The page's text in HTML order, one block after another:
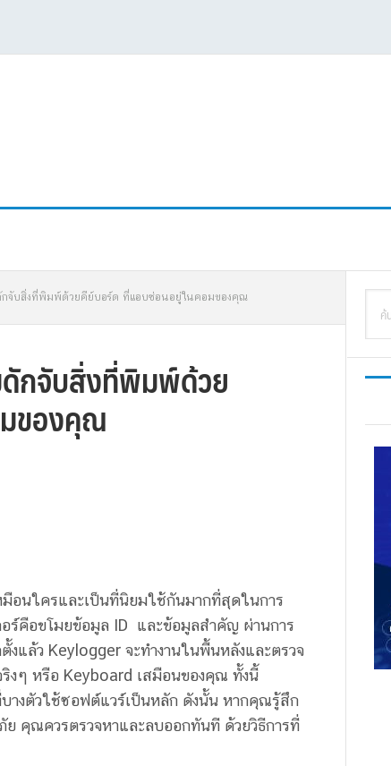
กจับสิ่งที่พิมพ์ด้วยคีย์บอร์ด ที่แอบซ่อนอยู่ในคอมของคุณ
กจับสิ่งที่พิมพ์ด้วย
ของคุณ
อนใครและเป็นที่นิยมใช้กันมากที่สุดในการ
อร์คือขโมยข้อมูล ID และข้อมูลสำคัญ ผ่านการ
แล้ว Keylogger จะทำงานในพื้นหลังและตรวจ
ๆ หรือ Keyboard เสมือนของคุณ ทั้งนี้
างตัวใช้ซอฟต์แวร์เป็นหลัก ดังนั้น หากคุณรู้สึก
คุณควรตรวจหาและลบออกทันที ด้วยวิธีการที่